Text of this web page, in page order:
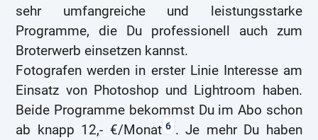
sehr umfangreiche und leistungsstarke
Programme, die Du professionell auch zum
Broterwerb einsetzen kannst.
Fotografen werden in erster Linie Interesse am
Einsatz von Photoshop und Lightroom haben.
Beide Programme bekommst Du im Abo schon
ab knapp 12,- €/Monat 6 . Je mehr Du haben